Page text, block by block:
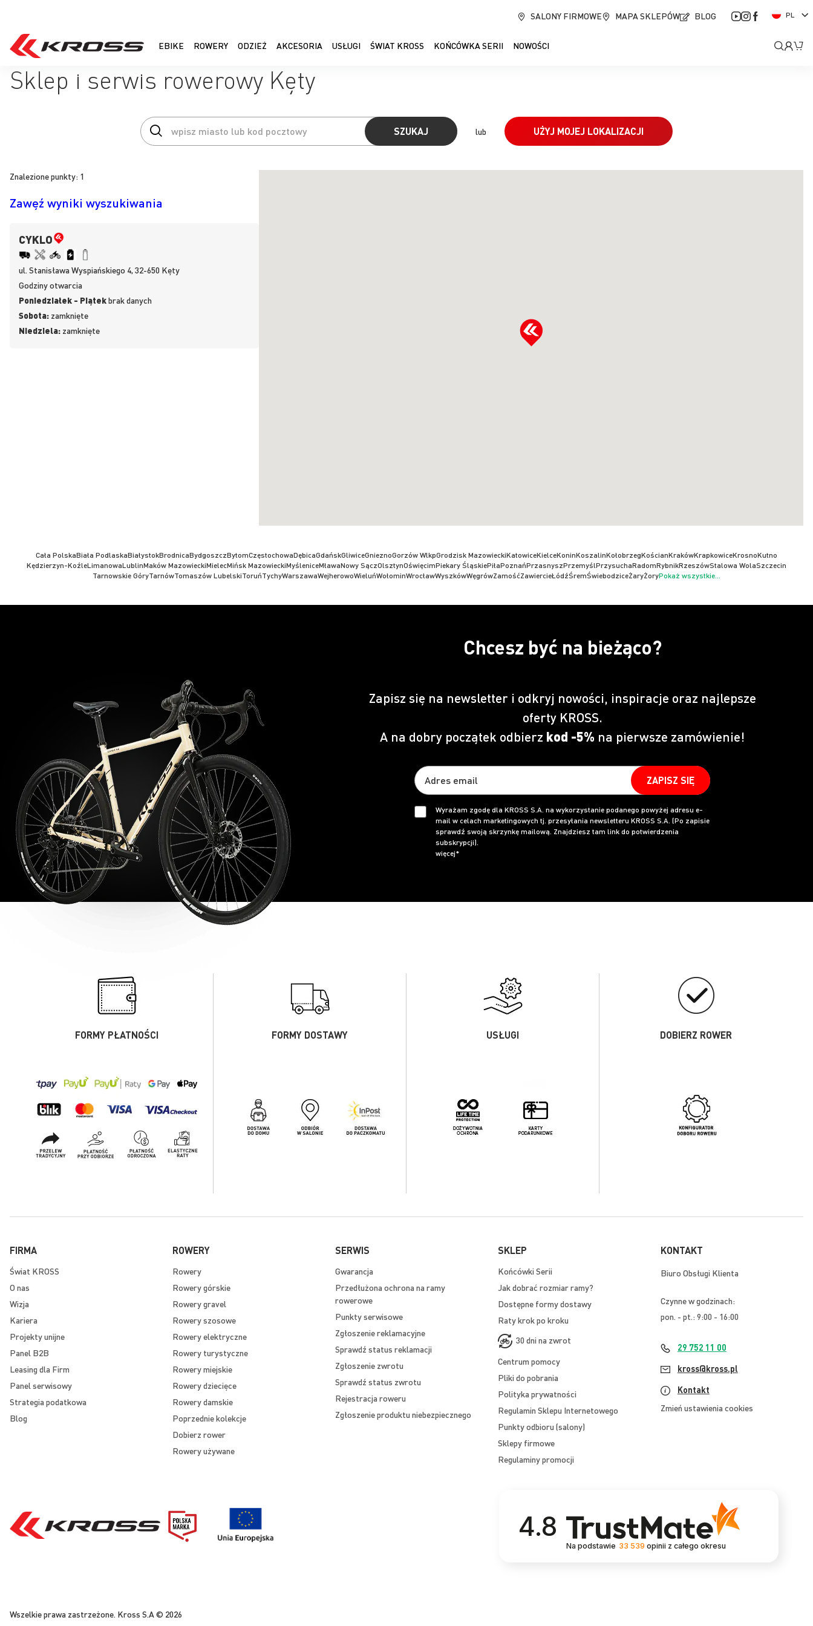
SALONY FIRMOWE MAPA SKLEPÓW BLOG
J
y
PL
EBIKE ROWERY ODZIEŻ AKCESORIA USŁUGI ŚWIAT KROSS KOŃCÓWKA SERII NOWOŚCI
Moje
Sklep i serwis rowerowy Kęty
SZUKAJ lub UŻYJ MOJEJ LOKALIZACJI
Znalezione punkty: 1
Zawęź wyniki wyszukiwania
CYKLO
ul. Stanisława Wyspiańskiego 4, 32-650 Kęty
Godziny otwarcia
Poniedziałek - Piątekbrak danych
Sobota: zamknięte
Niedziela: zamknięte
Cała PolskaBiała PodlaskaBiałystokBrodnicaBydgoszczBytomCzęstochowaDębicaGdańskGliwiceGnieznoGorzów WlkpGrodzisk MazowieckiKatowiceKielceKoninKoszalinKołobrzegKościanKrakówKrapkowiceKrosnoKutno
Kędzierzyn-KoźleLimanowaLublinMaków MazowieckiMielecMińsk MazowieckiMyśleniceMławaNowy SączOlsztynOświęcimPiekary ŚląskiePiłaPoznańPrzasnyszPrzemyślPrzysuchaRadomRybnikRzeszówStalowa WolaSzczecin
Tarnowskie GóryTarnówTomaszów LubelskiToruńTychyWarszawaWejherowoWieluńWołominWrocławWyszkówWęgrówZamośćZawiercieŁódźŚremŚwiebodziceŻaryŻoryPokaż wszystkie...
Chcesz być na bieżąco?
Zapisz się na newsletter i odkryj nowości, inspiracje oraz najlepsze
oferty KROSS.
A na dobry początek odbierz kod -5% na pierwsze zamówienie!
ZAPISZ SIĘ
Wyrażam zgodę dla KROSS S.A. na wykorzystanie podanego powyżej adresu e-
mail w celach marketingowych tj. przesyłania newsletteru KROSS S.A. (Po zapisie
sprawdź swoją skrzynkę mailową. Znajdziesz tam link do potwierdzenia
subskrypcji).
więcej*
FORMY PŁATNOŚCI FORMY DOSTAWY USŁUGI DOBIERZ ROWER
FIRMA
Świat KROSS
O nas
Wizja
Kariera
Projekty unijne
Panel B2B
Leasing dla Firm
Panel serwisowy
Strategia podatkowa
Blog
ROWERY
Rowery
Rowery górskie
Rowery gravel
Rowery szosowe
Rowery elektryczne
Rowery turystyczne
Rowery miejskie
Rowery dziecięce
Rowery damskie
Poprzednie kolekcje
Dobierz rower
Rowery używane
SERWIS
Gwarancja
Przedłużona ochrona na ramy
rowerowe
Punkty serwisowe
Zgłoszenie reklamacyjne
Sprawdź status reklamacji
Zgłoszenie zwrotu
Sprawdź status zwrotu
Rejestracja roweru
Zgłoszenie produktu niebezpiecznego
SKLEP
Końcówki Serii
Jak dobrać rozmiar ramy?
Dostępne formy dostawy
Raty krok po kroku
30 dni na zwrot
Centrum pomocy
Pliki do pobrania
Polityka prywatności
Regulamin Sklepu Internetowego
Punkty odbioru (salony)
Sklepy firmowe
Regulaminy promocji
KONTAKT
Biuro Obsługi Klienta
Czynne w godzinach:
pon. - pt.: 9:00 - 16:00
29 752 11 00
kross@kross.pl
Kontakt
Zmień ustawienia cookies
4.8
Na podstawie 33 539 opinii z całego okresu
Wszelkie prawa zastrzeżone. Kross S.A © 2026